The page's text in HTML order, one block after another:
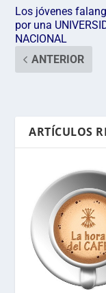
Los jóvenes
por una
NACIONAL
ANTERIOR
ARTÍCULOS